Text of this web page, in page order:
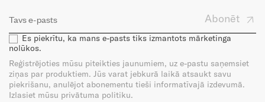
Abonēt
Es piekrītu, ka mans e-pasts tiks izmantots mārketinga
nolūkos.
Reģistrējoties mūsu piteikties jaunumiem, uz e-pastu saņemsiet
ziņas par produktiem. Jūs varat jebkurā laikā atsaukt savu
piekrišanu, anulējot abonementu tieši informatīvajā izdevumā.
Izlasiet mūsu privātuma politiku.